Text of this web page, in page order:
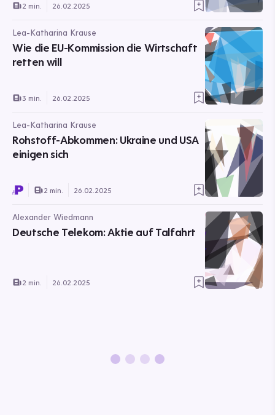
2 min. 26.02.2025
Lea-Katharina Krause
Wie die EU-Kommission die Wirtschaft
retten will
3 min. 26.02.2025
Lea-Katharina Krause
Rohstoff-Abkommen: Ukraine und USA
einigen sich
2 min. 26.02.2025
Alexander Wiedmann
Deutsche Telekom: Aktie auf Talfahrt
2 min. 26.02.2025